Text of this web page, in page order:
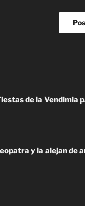
de la Vendimia
y la alejan de